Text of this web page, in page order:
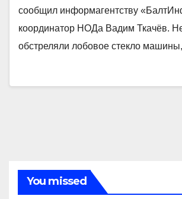
сообщил информагентству
координатор НОДа Вадим Ткачёв.
обстреляли лобовое стекло
You missed